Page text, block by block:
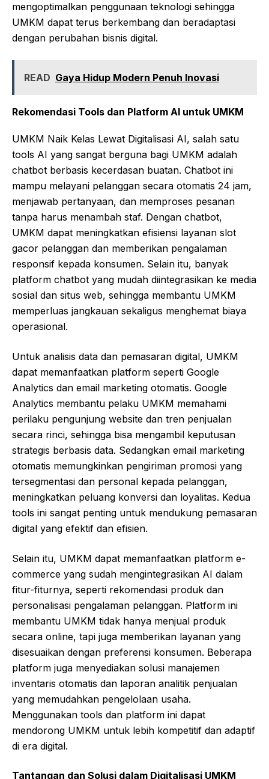
mengoptimalkan penggunaan teknologi sehingga
UMKM dapat terus berkembang dan beradaptasi
dengan perubahan bisnis digital.
READ Gaya Hidup Modern Penuh Inovasi
Rekomendasi Tools dan Platform AI untuk UMKM
UMKM Naik Kelas Lewat Digitalisasi AI, salah satu
tools AI yang sangat berguna bagi UMKM adalah
chatbot berbasis kecerdasan buatan. Chatbot ini
mampu melayani pelanggan secara otomatis 24 jam,
menjawab pertanyaan, dan memproses pesanan
tanpa harus menambah staf. Dengan chatbot,
UMKM dapat meningkatkan efisiensi layanan slot
gacor pelanggan dan memberikan pengalaman
responsif kepada konsumen. Selain itu, banyak
platform chatbot yang mudah diintegrasikan ke media
sosial dan situs web, sehingga membantu UMKM
memperluas jangkauan sekaligus menghemat biaya
operasional.
Untuk analisis data dan pemasaran digital, UMKM
dapat memanfaatkan platform seperti Google
Analytics dan email marketing otomatis. Google
Analytics membantu pelaku UMKM memahami
perilaku pengunjung website dan tren penjualan
secara rinci, sehingga bisa mengambil keputusan
strategis berbasis data. Sedangkan email marketing
otomatis memungkinkan pengiriman promosi yang
tersegmentasi dan personal kepada pelanggan,
meningkatkan peluang konversi dan loyalitas. Kedua
tools ini sangat penting untuk mendukung pemasaran
digital yang efektif dan efisien.
Selain itu, UMKM dapat memanfaatkan platform e-
commerce yang sudah mengintegrasikan AI dalam
fitur-fiturnya, seperti rekomendasi produk dan
personalisasi pengalaman pelanggan. Platform ini
membantu UMKM tidak hanya menjual produk
secara online, tapi juga memberikan layanan yang
disesuaikan dengan preferensi konsumen. Beberapa
platform juga menyediakan solusi manajemen
inventaris otomatis dan laporan analitik penjualan
yang memudahkan pengelolaan usaha.
Menggunakan tools dan platform ini dapat
mendorong UMKM untuk lebih kompetitif dan adaptif
di era digital.
Tantangan dan Solusi dalam Digitalisasi UMKM